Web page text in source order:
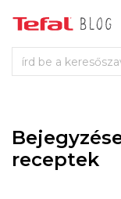
receptek